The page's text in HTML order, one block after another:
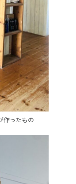
作ったもの